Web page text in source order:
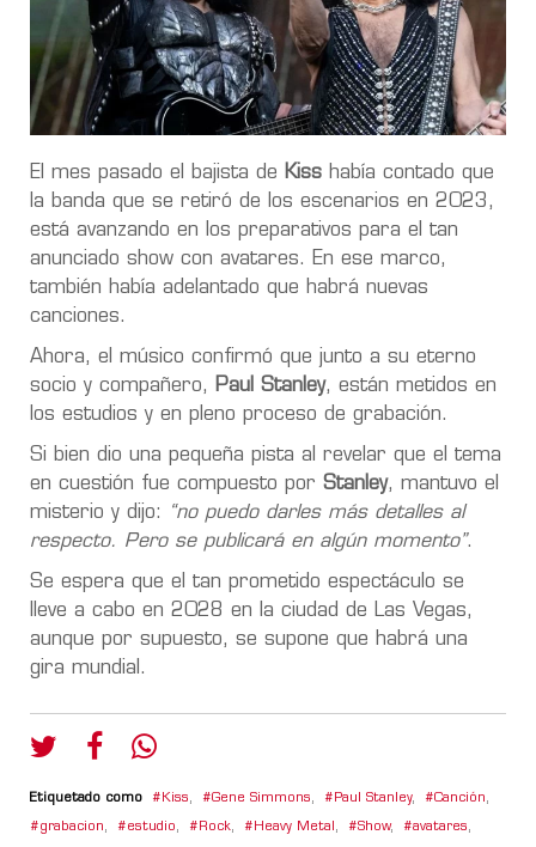
El mes pasado el bajista de Kiss había contado que
la banda que se retiró de los escenarios en 2023,
está avanzando en los preparativos para el tan
anunciado show con avatares. En ese marco,
también había adelantado que habrá nuevas
canciones.
Ahora, el músico confirmó que junto a su eterno
socio y compañero,
Paul Stanley, están metidos en
los estudios y en pleno proceso de grabación.
Si bien dio una pequeña pista al revelar que el tema
en cuestión fue compuesto por Stanley, mantuvo el
misterio y dijo:
“no puedo darles más detalles al
respecto. Pero se publicará en algún momento”.
Se espera que el tan prometido espectáculo se
lleve a cabo en 2028 en la ciudad de Las Vegas,
aunque por supuesto, se supone que habrá una
gira mundial.
Etiquetado como Kiss, Gene Simmons, Paul Stanley, Canción,
grabacion, estudio, Rock, Heavy Metal , Show, avatares,